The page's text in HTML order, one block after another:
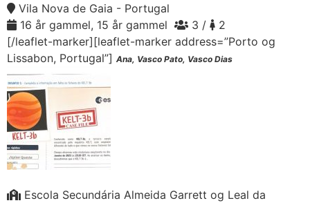
Vila Nova de Gaia - Portugal
16 år gammel, 15 år gammel
3 /
2
[/leaflet-marker][leaflet-marker address=”Porto og
Lissabon, Portugal”] Ana, Vasco Pato, Vasco Dias
Escola Secundária Almeida Garrett og Leal da